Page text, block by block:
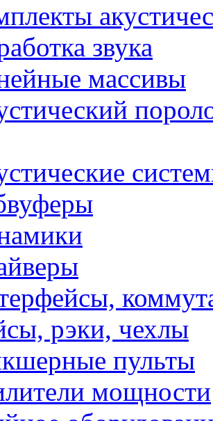
звука
массивы
рэки, чехлы
пульты
мощности